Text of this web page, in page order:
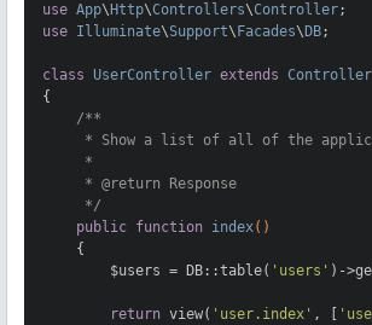
use App\ Http\Controllers\Controller
use Illuminate\Support\ Facades\ DB;
class UserController extends Controller
{
/**
* Show a list of all of the
     *
     *
@return Response
     */
public function index()
{
        $users = DB::table(
'users' )-
return view( 'user.index' , [